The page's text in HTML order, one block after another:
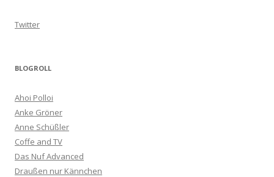
Twitter
BLOGROLL
Ahoi Polloi
Anke Gröner
Anne Schüßler
Coffe and TV
Das Nuf Advanced
Draußen nur Kännchen